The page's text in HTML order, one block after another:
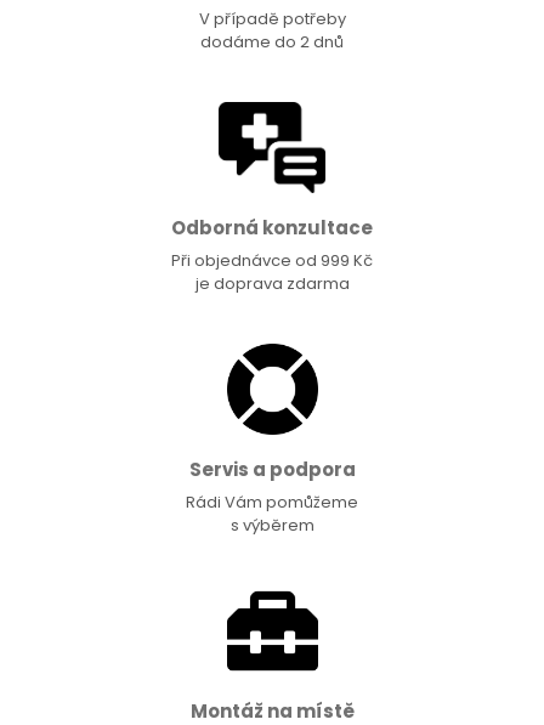
V případě potřeby
dodáme do 2 dnů
Odborná konzultace
Při objednávce od 999 Kč
je doprava zdarma
Servis a podpora
Rádi Vám pomůžeme
s výběrem
Montáž na místě